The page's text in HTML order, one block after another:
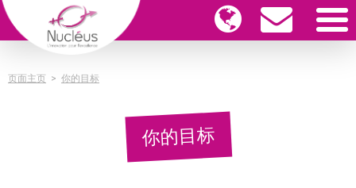
页面主页 > 你的目标
你的目标